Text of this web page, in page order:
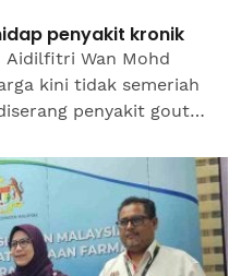
penyakit kronik
Aidilfitri Wan Mohd
kini tidak semeriah
penyakit gout